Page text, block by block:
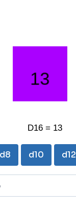
D16 = 13
d8 d10 d12